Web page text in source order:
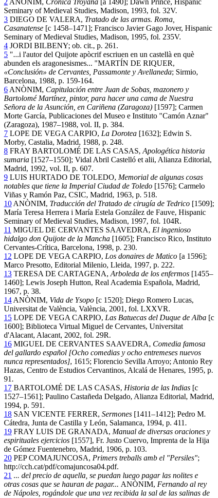
2 ANÒNIM, Crónica Troyana [a 1490]; Dawn Prince, Hispanic
Seminary of Medieval Studies, Madison, 1993, fol. 32V.
3 DIEGO DE VALERA, Tratado de las armas. Roma,
Casanatense [c 1458–1471]; Francisco Javier Gago Jover, Hispanic
Seminary of Medieval Studies, Madison, 1995, fol. 235V.
4 JORDI BILBENY; ob. cit., p. 261.
5 "...i l'autor del Quijote apòcrif escriuen en un castellà en què
abunden els aragonesismes... "MARTÍN DE RIQUER,
«Conclusión» de Cervantes, Passamonte y Avellaneda; Sirmio,
Barcelona, 1988, p. 159-164.
6 ANÒNIM, Capitulación entre Juan de Sobas, mazonero y
Bartolomé Martínez, pintor, para hacer una cama de Nuestra
Señora de la Asunción, en Cariñena (Zaragoza) [1597]; Carmen
Morte García, Publicaciones del Museo e Instituto "Camón Aznar"
(Zaragoza), 1987–1988, vol. II, p. 384.
7 LOPE DE VEGA CARPIO, La Dorotea [1632]; Edwin S.
Morby, Castalia, Madrid, 1988, p. 248.
8 FRAY BARTOLOMÉ DE LAS CASAS, Apologética historia
sumaria [1527–1550]; Vidal Abril Castelló et alii, Alianza Editorial,
Madrid, 1992, vol. II, p. 607.
9 LUIS HURTADO DE TOLEDO, Memorial de algunas cosas
notables que tiene la Imperial Ciudad de Toledo [1576]; Carmelo
Viñas y Ramón Paz, CSIC, Madrid, 1963, p. 518.
10 ANÒNIM, Traducción del Tratado de cirugía de Tedrico [1509];
María Teresa Herrera i María Estela González de Fauve, Hispanic
Seminary of Medieval Studies, Madison, 1997, fol. 104R.
11 MIGUEL DE CERVANTES SAAVEDRA, El ingenioso
hidalgo don Quijote de la Mancha [1605]; Francisco Rico, Instituto
Cervantes-Crítica, Barcelona, 1998, p. 230.
12 LOPE DE VEGA CARPIO, Los donaires de Matico [a 1596];
Marco Presotto, Editorial Milenio, Lleida, 1997, p. 222.
13 TERESA DE CARTAGENA, Arboleda de los enfermos [1455–
1460]; Lewis Joseph Hutton, Real Academia Española, Madrid,
1967, p. 38.
14 ANÒNIM, Vida de Ysopo [c 1520]; Diego Romero Lucas,
Universitat de València, València, 2001, fol. LXXVR.
15 LOPE DE VEGA CARPIO, Las Batuecas del Duque de Alba [c
1600]; Biblioteca Virtual Miguel de Cervantes, Universitat
d'Alacant, Alacant, 2002, fol. 29R.
16 MIGUEL DE CERVANTES SAAVEDRA, Comedia famosa
del gallardo español [Ocho comedias y ocho entremeses nuevos
nunca representados], 1615; Florencio Sevilla Arroyo; Antonio Rey
Hazas, Centro de Estudios Cervantinos, Alcalá de Henares, 1995, p.
91.
17 BARTOLOMÉ DE LAS CASAS, Historia de las Indias [c
1527–1561]; Paulino Castañeda Delgado, Alianza Editorial, Madrid,
1994, p. 591.
18 SAN VICENTE FERRER, Sermones [1411–1412]; Pedro M.
Cátedra, Junta de Castilla y León, Salamanca, 1994, p. 411.
19 FRAY LUIS DE GRANADA, Manual de diversas oraciones y
espirituales ejercicios [1557], Fr. Justo Cuervo, Imprenta de la Hija
de Gómez Fuentenebro, Madrid, 1906, p. 103.
20 PEP COMAJUNCOSA, Primers treballs amb el "Persiles";
http://cch.cat/pdf/comajuncosa04.pdf.
21 ... del precio de aquella, se puedan luego pagar las nolites e
otras cosas que se hauran de pagar... ANÒNIM, Fernando al rey
de Nápoles, rogándole que una vez recibida la sal de las salinas de